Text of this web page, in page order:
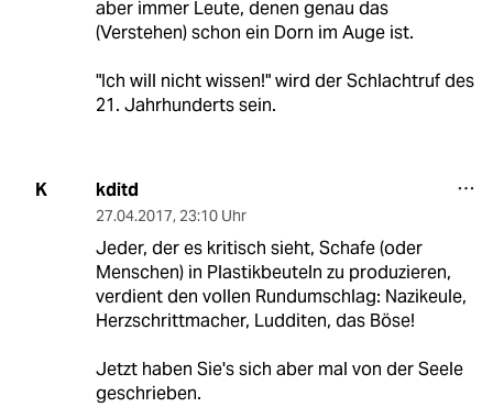
aber immer Leute, denen genau das
(Verstehen) schon ein Dorn im Auge ist.
"Ich will nicht wissen!" wird der Schlachtruf des
21. Jahrhunderts sein.
K kditd
27.04.2017, 23:10 Uhr
Jeder, der es kritisch sieht, Schafe (oder
Menschen) in Plastikbeuteln zu produzieren,
verdient den vollen Rundumschlag: Nazikeule,
Herzschrittmacher, Ludditen, das Böse!
Jetzt haben Sie's sich aber mal von der Seele
geschrieben.